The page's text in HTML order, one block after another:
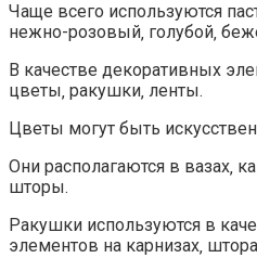
Чаще всего используются
нежно-розовый‚ голубой‚
В качестве декоративных
цветы‚ ракушки‚ ленты.
Цветы могут быть
Они располагаются в вазах‚
шторы.
Ракушки используются в
элементов на карнизах‚